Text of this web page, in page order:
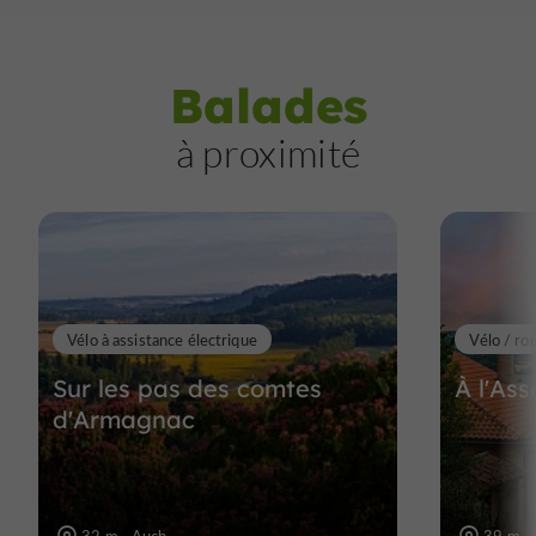
Balades
à proximité
Sur les pas des comtes
d'Armagnac
Vélo à assistance électrique
À
Vélo /